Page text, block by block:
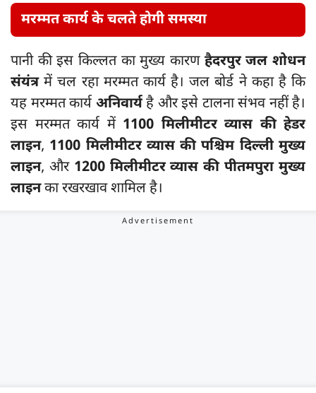
मरम्मत कार्य के चलते होगी समस्या
पानी की इस किल्लत का मुख्य कारण हैदरपुर जल शोधन
संयंत्रमें चल रहा मरम्मत कार्य है। जल बोर्ड ने कहा है कि
यह मरम्मत कार्य अनिवार्यहै और इसे टालना संभव नहीं है।
इस मरम्मत कार्य में 1100 मिलीमीटर व्यास की हेडर
लाइन, 1100 मिलीमीटर व्यास की पश्चिम दिल्ली मुख्य
लाइन, और 1200 मिलीमीटर व्यास की पीतमपुरा मुख्य
लाइनका रखरखाव शामिल है।